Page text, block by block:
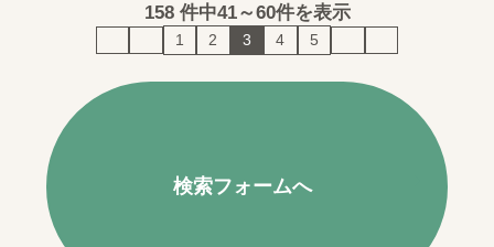
158件中41～60件を表示
1 2 3 4 5
検索フォームへ